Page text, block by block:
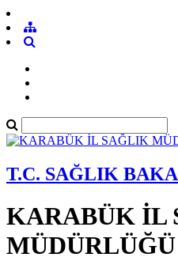
T.C. SAĞLIK
KARABÜK İL
MÜDÜRLÜĞÜ